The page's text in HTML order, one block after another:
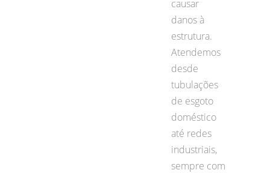
causar
danos à
estrutura.
Atendemos
desde
tubulações
de esgoto
doméstico
até redes
industriais,
sempre com